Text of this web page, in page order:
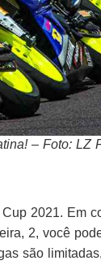
– Foto: LZ
2021. Em
2, você
são